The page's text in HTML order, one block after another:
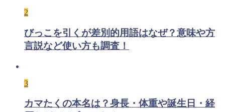
2
びっこを引くが差別的用語はなぜ？意味や方
言説など使い方も調査！
3
カマたくの本名は？身長・体重や誕生日・経